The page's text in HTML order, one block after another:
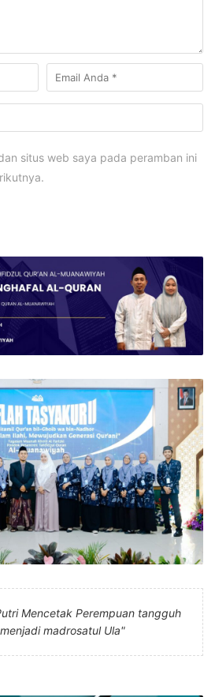
situs web saya pada peramban ini
Mencetak Perempuan tangguh
madrosatul Ula"